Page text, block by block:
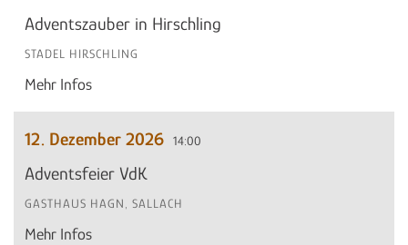
Adventszauber in Hirschling
STADEL HIRSCHLING
Mehr Infos
12. Dezember 2026 14:00
Adventsfeier VdK
GASTHAUS HAGN, SALLACH
Mehr Infos